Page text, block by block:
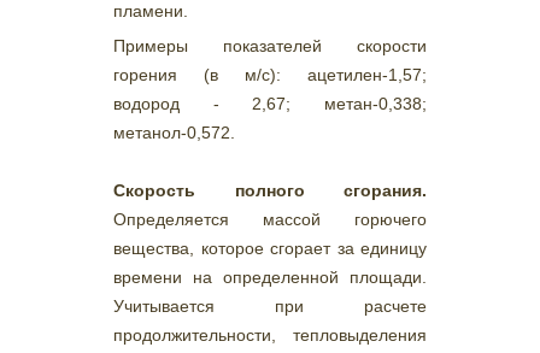
пламени.
Примеры показателей скорости
горения (в м/с): ацетилен-1,57;
водород - 2,67; метан-0,338;
метанол-0,572.
Скорость полного сгорания.
Определяется массой горючего
вещества, которое сгорает за единицу
времени на определенной площади.
Учитывается при расчете
продолжительности, тепловыделения